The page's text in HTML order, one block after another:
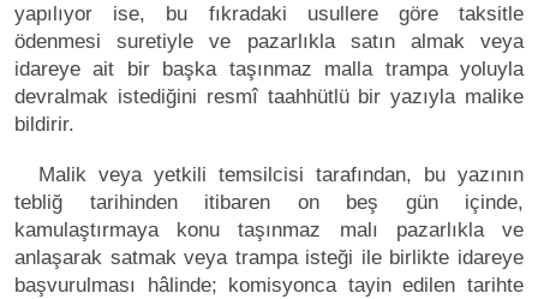
yapılıyor ise, bu fıkradaki usullere göre taksitle
ödenmesi suretiyle ve pazarlıkla satın almak veya
idareye ait bir başka taşınmaz malla trampa yoluyla
devralmak istediğini resmî taahhütlü bir yazıyla malike
bildirir.
Malik veya yetkili temsilcisi tarafından, bu yazının
tebliğ tarihinden itibaren on beş gün içinde,
kamulaştırmaya konu taşınmaz malı pazarlıkla ve
anlaşarak satmak veya trampa isteği ile birlikte idareye
başvurulması hâlinde; komisyonca tayin edilen tarihte